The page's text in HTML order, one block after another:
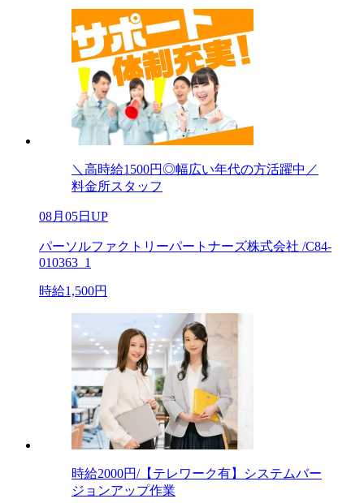
＼高時給1500円◎幅広い年代の方活躍中／
料金所スタッフ
08月05日UP
パーソルファクトリーパートナーズ株式会社 /C84-
010363_1
時給1,500円
時給2000円/【テレワーク有】システムバー
ジョンアップ作業